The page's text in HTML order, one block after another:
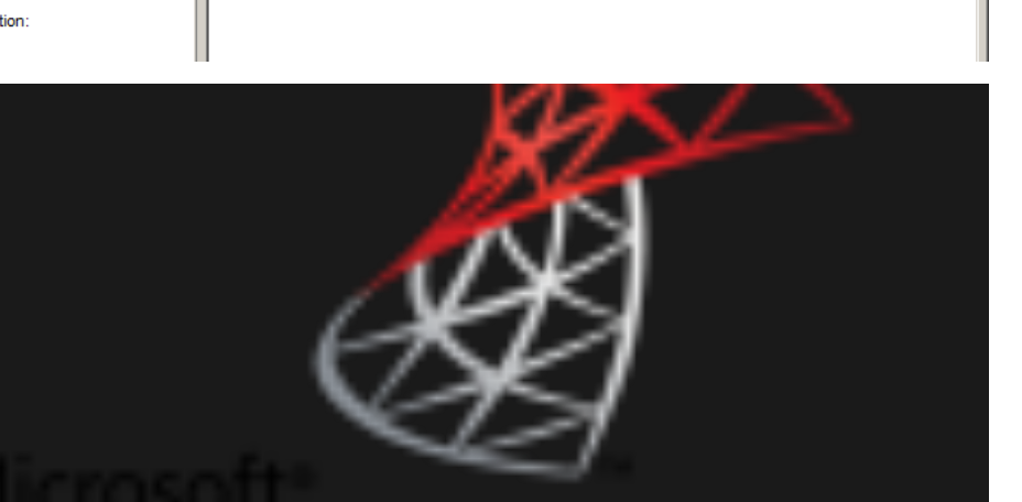
SQL Server - Como fazer backup de todos os jobs do SQL
Agent via linha de comando (CLR C# ou Powershell)